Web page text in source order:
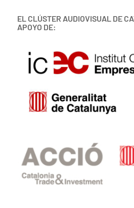
EL CLÚSTER AUDIOVISUAL DE
APOYO DE: